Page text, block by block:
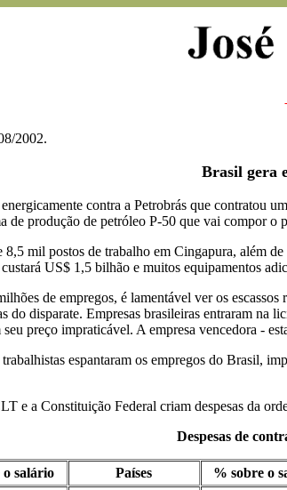
2002.
Brasil gera
contra a Petrobrás que contratou
de produção de petróleo P-50 que vai compor
mil postos de trabalho em Cingapura, além
US$ 1,5 bilhão e muitos equipamentos
de empregos, é lamentável ver os
do disparate. Empresas brasileiras entraram na
preço impraticável. A empresa vencedora -
espantaram os empregos do Brasil,
e a Constituição Federal criam despesas da
Despesas de
salário Países
% sobre o